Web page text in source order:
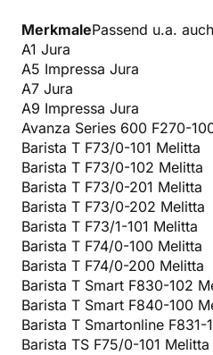
MerkmalePassend u.a.
A1 Jura
A5 Impressa Jura
A7 Jura
A9 Impressa Jura
Avanza Series 600 F270-
Barista T F73/0-101 Melitta
Barista T F73/0-102 Melitta
Barista T F73/0-201 Melitta
Barista T F73/0-202 Melitta
Barista T F73/1-101 Melitta
Barista T F74/0-100 Melitta
Barista T F74/0-200 Melitta
Barista T Smart F830-102
Barista T Smart F840-100
Barista T Smartonline F831-
Barista TS F75/0-101 Melitta